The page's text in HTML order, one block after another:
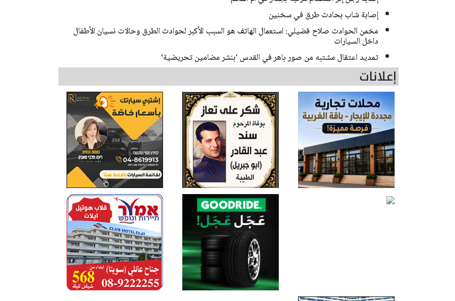
إصابة شاب بحادث طرق في سخنين
مخمن الحوادث صلاح فضيلي: استعمال الهاتف هو السبب الأكبر لحوادث الطرق وحالات نسيان الأطفال
داخل السيارات
تمديد اعتقال مشتبه من صور باهر في القدس ‘بنشر مضامين تحريضية‘
إعلانات